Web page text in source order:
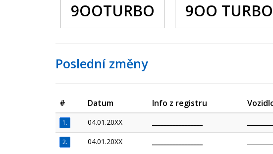
9OOTURBO 9OO TURBO
Poslední změny
# Datum Info z registru
1. 04.01.20XX
2. 04.01.20XX